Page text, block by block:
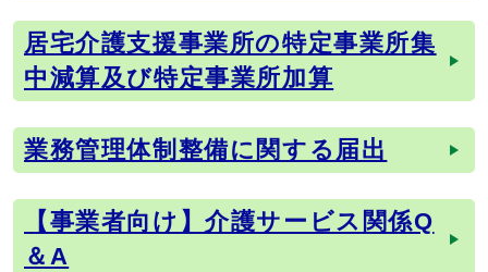
居宅介護支援事業所の特定事業所集
中減算及び特定事業所加算
業務管理体制整備に関する届出
【事業者向け】介護サービス関係Q
＆A